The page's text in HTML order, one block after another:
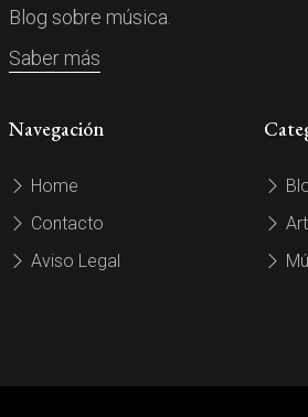
Blog sobre música.
Saber más
Navegación
Home
Contacto
Aviso Legal